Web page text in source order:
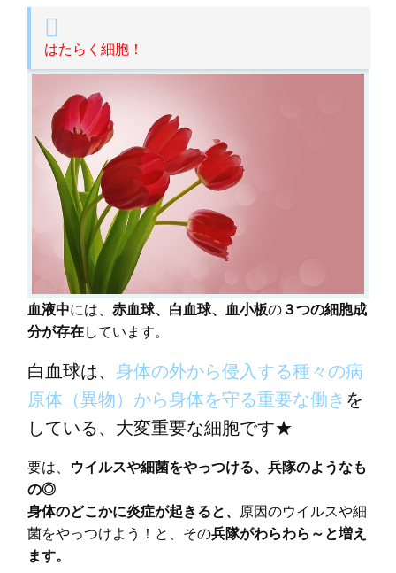
はたらく細胞！
血液中には、 赤血球、白血球、血小板の ３つの細胞成
分が存在しています。
白血球は、 身体の外から侵入する種々の病
原体（異物）から身体を守る重要な働き を
している、大変重要な細胞です★
要は、
ウイルスや細菌をやっつける、兵隊のようなも
の◎
身体のどこかに炎症が起きると、
原因のウイルスや細
菌をやっつけよう！と、その兵隊がわらわら～と増え
ます。